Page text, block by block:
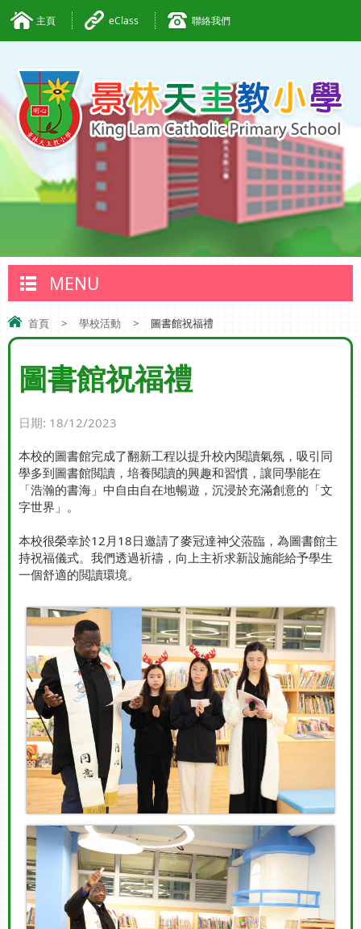
主頁 eClass 聯絡我們
MENU
首頁 > 學校活動 > 圖書館祝福禮
圖書館祝福禮
日期: 18/12/2023
本校的圖書館完成了翻新工程以提升校內閱讀氣氛，吸引同
學多到圖書館閲讀，培養閱讀的興趣和習慣，讓同學能在
「浩瀚的書海」中自由自在地暢遊，沉浸於充滿創意的「文
字世界」。
本校很榮幸於12月18日邀請了麥冠達神父蒞臨，為圖書館主
持祝福儀式。我們透過祈禱，向上主祈求新設施能給予學生
一個舒適的閲讀環境。